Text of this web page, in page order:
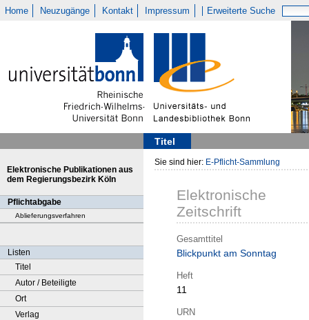
Home Neuzugänge Kontakt Impressum Erweiterte Suche
Titel
Elektronische Publikationen aus
dem Regierungsbezirk Köln
Pflichtabgabe
Ablieferungsverfahren
Listen
Titel
Autor / Beteiligte
Ort
Verlag
Sie sind hier: E-Pflicht-Sammlung
Elektronische
Zeitschrift
Gesamttitel
Blickpunkt am Sonntag
Heft
11
URN